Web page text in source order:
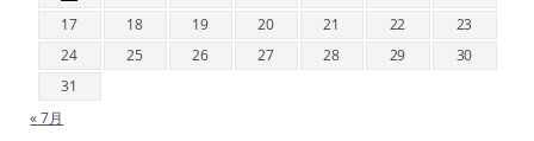
17
18 19 20 21 22
23
24
25 26 27 28 29
30
31
« 7月